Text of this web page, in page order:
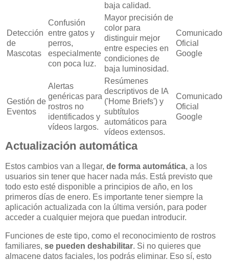
baja calidad.
Detección
de
Mascotas
Confusión
entre gatos y
perros,
especialmente
con poca luz.
Mayor precisión de
color para
distinguir mejor
entre especies en
condiciones de
baja luminosidad.
Comunicado
Oficial
Google
Gestión de
Eventos
Alertas
genéricas para
rostros no
identificados y
vídeos largos.
Resúmenes
descriptivos de IA
('Home Briefs') y
subtítulos
automáticos para
vídeos extensos.
Comunicado
Oficial
Google
Actualización automática
Estos cambios van a llegar, de forma automática, a los
usuarios sin tener que hacer nada más. Está previsto que
todo esto esté disponible a principios de año, en los
primeros días de enero. Es importante tener siempre la
aplicación actualizada con la última versión, para poder
acceder a cualquier mejora que puedan introducir.
Funciones de este tipo, como el reconocimiento de rostros
familiares, se pueden deshabilitar. Si no quieres que
almacene datos faciales, los podrás eliminar. Eso sí, esto